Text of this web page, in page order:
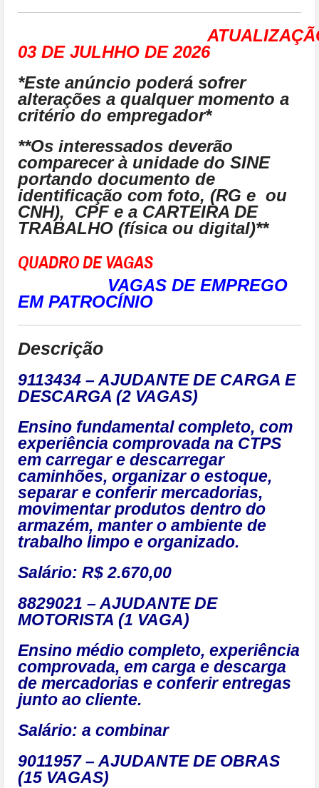
03 DE JULHHO DE 2026
*Este anúncio poderá sofrer
alterações a qualquer momento a
critério do empregador*
**Os interessados deverão
comparecer à unidade do SINE
portando documento de
identificação com foto, (RG e ou
CNH), CPF e a CARTEIRA DE
TRABALHO (física ou digital)**
QUADRO DE VAGAS
VAGAS DE EMPREGO
EM PATROCÍNIO
Descrição
9113434 – AJUDANTE DE CARGA E
DESCARGA (2 VAGAS)
Ensino fundamental completo, com
experiência comprovada na CTPS
em carregar e descarregar
caminhões, organizar o estoque,
separar e conferir mercadorias,
movimentar produtos dentro do
armazém, manter o ambiente de
trabalho limpo e organizado.
Salário: R$ 2.670,00
8829021 – AJUDANTE DE
MOTORISTA (1 VAGA)
Ensino médio completo, experiência
comprovada, em carga e descarga
de mercadorias e conferir entregas
junto ao cliente.
Salário: a combinar
9011957 – AJUDANTE DE OBRAS
(15 VAGAS)